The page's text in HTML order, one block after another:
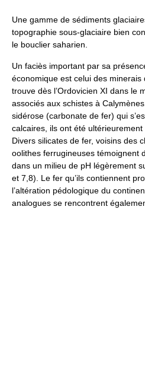
Une gamme de sédiments
topographie sous-glaciaire bien
le bouclier saharien.
Un faciès important par sa
économique est celui des
trouve dès l’Ordovicien XI dans le
associés aux schistes à
sidérose (carbonate de fer) qui
calcaires, ils ont été
Divers silicates de fer, voisins des
oolithes ferrugineuses témoignent
dans un milieu de pH légèrement
et 7,8). Le fer qu’ils contiennent
l’altération pédologique du
analogues se rencontrent